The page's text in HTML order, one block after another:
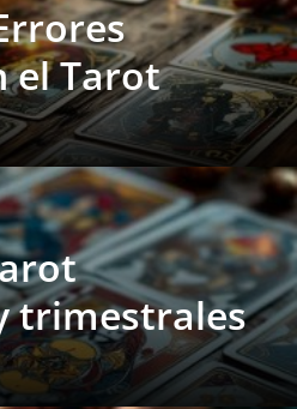
el Tarot
trimestrales